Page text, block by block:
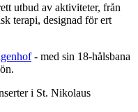
utbud av aktiviteter, från
terapi, designad för ert
- med sin 18-hålsbana
i St. Nikolaus